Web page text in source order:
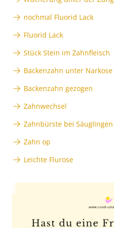
nochmal Fluorid Lack
Fluorid Lack
Stück Stein im Zahnfleisch
Backenzahn unter
Backenzahn gezogen
Zahnwechsel
Zahnbürste bei Säuglingen
Zahn op
Leichte Flurose